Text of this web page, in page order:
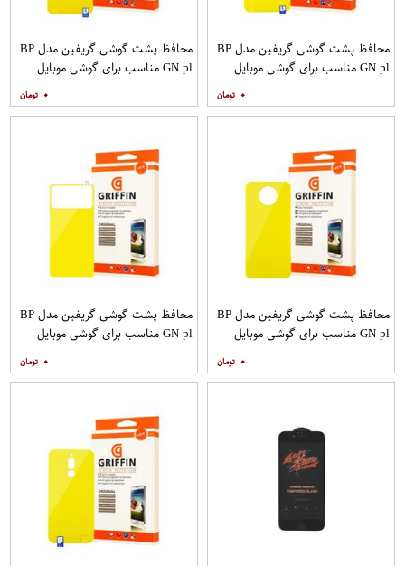
محافظ پشت گوشی گریفین مدل BP
GN pl مناسب برای گوشی موبایل
۰
محافظ پشت گوشی گریفین مدل BP
GN pl مناسب برای گوشی موبایل
۰
محافظ پشت گوشی گریفین مدل BP
GN pl مناسب برای گوشی موبایل
۰
محافظ پشت گوشی گریفین مدل BP
GN pl مناسب برای گوشی موبایل
۰